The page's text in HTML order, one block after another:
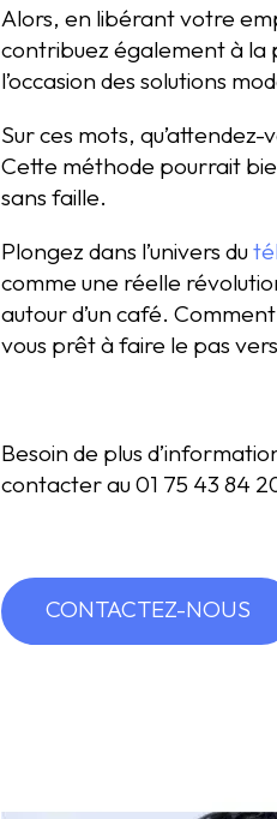
Alors, en libérant votre
contribuez également à la
l’occasion des solutions
Sur ces mots,
Cette méthode pourrait
sans faille.
Plongez dans l’univers du
comme une réelle
autour d’un café.
vous prêt à faire le pas
Besoin de plus
contacter au 01 75 43 84
CONTACTEZ-NOUS